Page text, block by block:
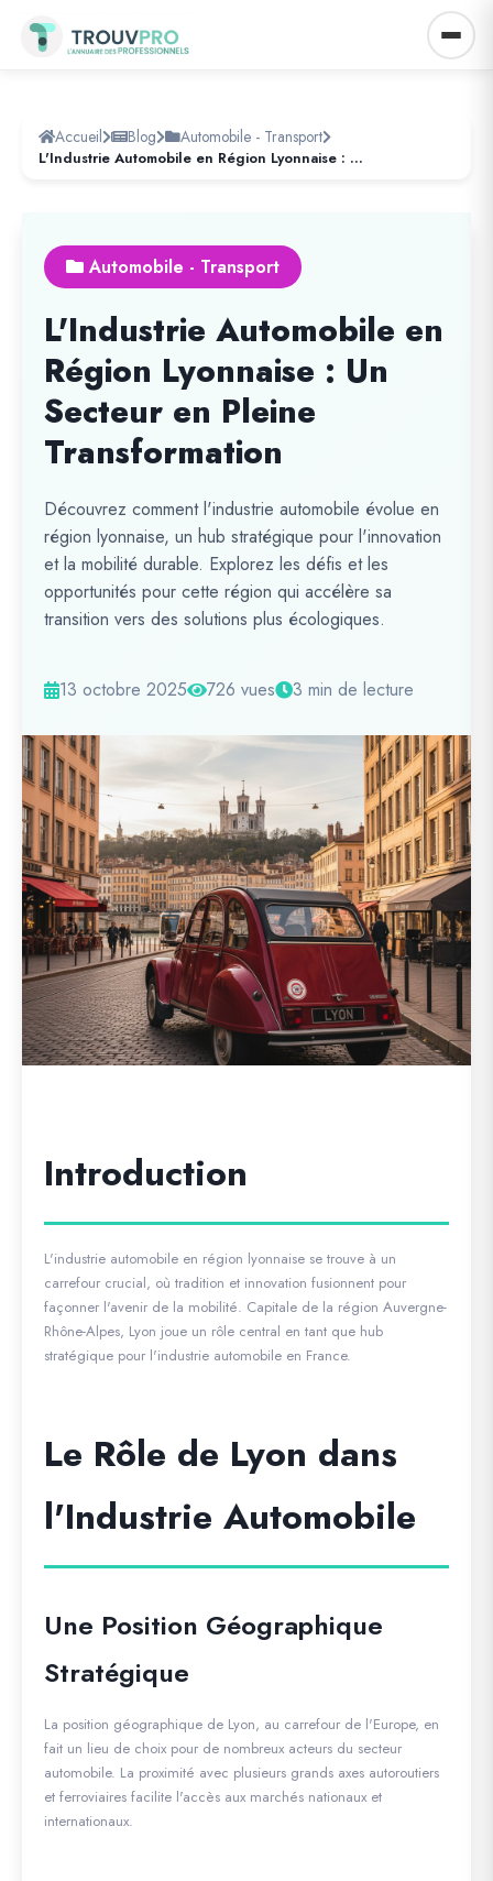
Accueil Blog Automobile - Transport
L'Industrie Automobile en Région Lyonnaise : Un Secteur en Pleine Transformation
Automobile - Transport
L'Industrie Automobile en
Région Lyonnaise : Un
Secteur en Pleine
Transformation
Découvrez comment l'industrie automobile évolue en
région lyonnaise, un hub stratégique pour l'innovation
et la mobilité durable. Explorez les défis et les
opportunités pour cette région qui accélère sa
transition vers des solutions plus écologiques.
13 octobre 2025 726 vues 3 min de lecture
Introduction
L'industrie automobile en région lyonnaise se trouve à un
carrefour crucial, où tradition et innovation fusionnent pour
façonner l'avenir de la mobilité. Capitale de la région Auvergne-
Rhône-Alpes, Lyon joue un rôle central en tant que hub
stratégique pour l'industrie automobile en France.
Le Rôle de Lyon dans
l'Industrie Automobile
Une Position Géographique
Stratégique
La position géographique de Lyon, au carrefour de l'Europe, en
fait un lieu de choix pour de nombreux acteurs du secteur
automobile. La proximité avec plusieurs grands axes autoroutiers
et ferroviaires facilite l'accès aux marchés nationaux et
internationaux.